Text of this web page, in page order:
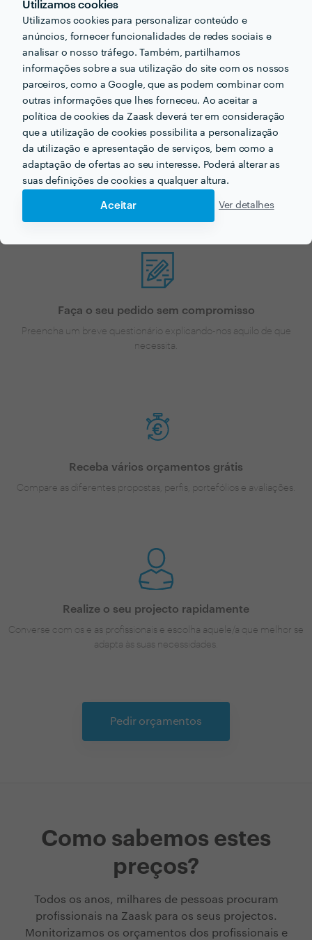
Utilizamos cookies
Utilizamos cookies para personalizar conteúdo e
anúncios, fornecer funcionalidades de redes sociais e
analisar o nosso tráfego. Também, partilhamos
informações sobre a sua utilização do site com os nossos
parceiros, como a Google, que as podem combinar com
outras informações que lhes forneceu. Ao aceitar a
política de cookies da Zaask deverá ter em consideração
que a utilização de cookies possibilita a personalização
da utilização e apresentação de serviços, bem como a
adaptação de ofertas ao seu interesse. Poderá alterar as
suas definições de cookies a qualquer altura.
Aceitar Ver detalhes
Procura sessão fotográfica
de crianças para o seu
próximo projecto?
Agora que tem uma ideia dos preços vamos encontar
o profissional certo para si!
Faça o seu pedido sem compromisso
Preencha um breve questionário explicando-nos aquilo de que
necessita.
Receba vários orçamentos grátis
Compare as diferentes propostas, perfis, portefólios e avaliações.
Realize o seu projecto rapidamente
Converse com os e as profissionais e escolha aquele/a que melhor se
adapta às suas necessidades.
Pedir orçamentos
Como sabemos estes
preços?
Todos os anos, milhares de pessoas procuram
profissionais na Zaask para os seus projectos.
Monitorizamos os orçamentos dos profissionais e